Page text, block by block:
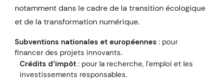
notamment dans le cadre de la transition écologique
et de la transformation numérique.
Subventions nationales et européennes : pour
financer des projets innovants.
Crédits d’impôt : pour la recherche, l’emploi et les
investissements responsables.